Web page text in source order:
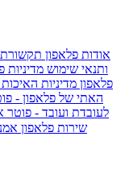
אודות פלאפון תקשורת
ותנאי שימוש מדיניות
פלאפון מדיניות
האתי של פלאפון -
לעובדת ועובד - פוטר
שירות פלאפון